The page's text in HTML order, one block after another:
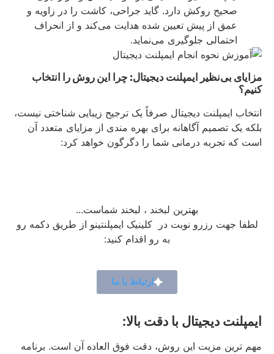
صحیح روکش دارد. گاید جراحی، کاشت را در زاویه و
عمق از پیش تعیین شده هدایت می‌کند و از انحراف
احتمالی جلوگیری می‌نماید.
مزایای بی‌نظیر ایمپلنت دیجیتال: چرا این روش را انتخاب
کنیم؟
انتخاب ایمپلنت دیجیتال صرفاً یک ترجیح زیبایی‌ شناختی نیست،
بلکه یک تصمیم آگاهانه برای بهره‌ مندی از مزایای متعدد آن
است که تجربه درمانی شما را دگرگون خواهد کرد:
بهترین لبخند ، لبخند شماست...
لطفا جهت رزرو نوبت در کلینیک ایمپلنتینو از طریق دکمه رو
به رو اقدام کنید:
ارتباط با ما
ایمپلنت دیجیتال با دقت بالا:
مهم‌ ترین مزیت این روش، دقت فوق‌ العاده آن است. برنامه‌